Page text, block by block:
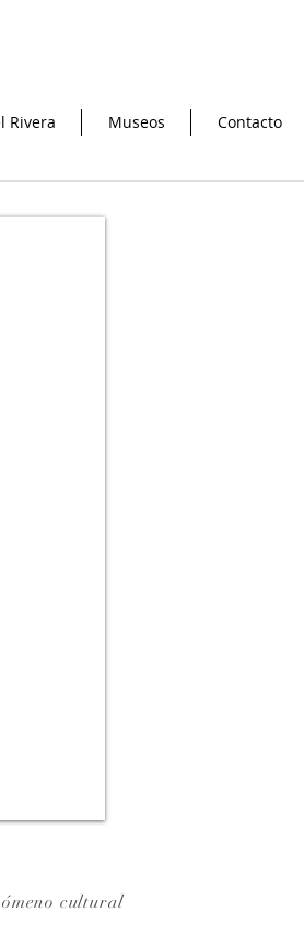
Rivera Museos Contacto
cultural